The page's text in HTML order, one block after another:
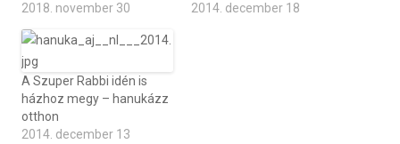
2018. november 30
2014. december 18
A Szuper Rabbi idén is
házhoz megy – hanukázz
otthon
2014. december 13